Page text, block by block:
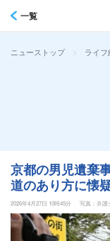
一覧
ニューストップ > ライフ
京都の男児遺棄
道のあり方に懐
2026年4月27日 10時45分 写真：弁護